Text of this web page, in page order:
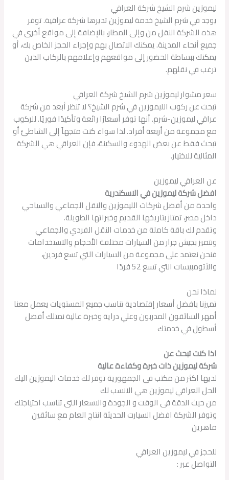
ليموزين شرم الشيخ شركة العراقي
يوجد في شرم الشيخ خدمة ليموزين تديرها شركة عراقية. توفر
هذه الشركة النقل من وإلى المطار، بالإضافة إلى مواقع أخرى في
جميع أنحاء المدينة. يمكنك الاتصال بهم وإجراء الحجز الخاص بك، أو
يمكنك ببساطة الحضور إلى مواقعهم وإعلامهم بالركاب الذين
ترغب في نقلهم.
سعر مشوار ليموزين شرم الشيخ شركة العراقي
تبحث عن ركوب الليموزين في شرم الشيخ؟ لا تنظر أبعد من شركة
عراقي ليموزين-شرم. أنها توفر أسعارًا رائعة وتأكيدًا فوريًا. للركوب
مع مجموعة من أربعة أفراد. لذا سواء كنت متجهاً إلى الشاطئ أو
تبحث فقط عن بعض الهدوء والسكينة، فإن العراقي هي الشركة
المثالية للاختيار.
عن العراقي ليموزين
افضل شركة ليموزين في الاسكندرية
واحدة من أفضل شركات الليموزين والنقل الجماعي والسياحي
داخل مصر، تمتاز بتاريخها القديم وخبراتها الطويلة.
وتقدم لك باقة كاملة من خدمات النقل الفردي والجماعي
ونتميز بجيش جرار من السيارات مختلفة الأحجام والاستخدامات
فنحن نعتمد على مجموعة من السيارات التي تسع فردين،
والأتومبيسات التي تسع 52 فردًا
لماذا نحن
تميزنا بافضل أسعار إقتصادية تناسب جميع المستويات يعمل معنا
أمهر السائقون المدربون وعلي دراية وخبرة عالية نمتلك أفضل
أسطول في خدمتك
اذا كنت تبحث عن
شركة ليموزين ذات خبرة وكفاءة عالية
لديها اكثر من مكتب فى الجمهورية توفر لك خدمات اليموزين اليك
الحل العراقي ليموزين هي الانسب لك
من حيث الدقة فى الوقت و الجودة والاسعار التى تناسب احتياجتك
وتوفر الشركة افضل السيارت الحديثة انتاج العام مع سائقين
ماهرين
للحجز في ليموزين العراقي
التواصل عبر :